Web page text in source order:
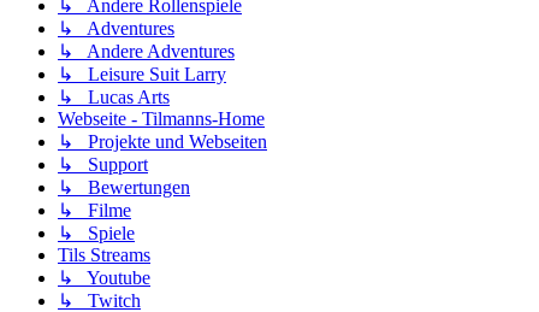
↳ Andere Rollenspiele
↳ Adventures
↳ Andere Adventures
↳ Leisure Suit Larry
↳ Lucas Arts
Webseite - Tilmanns-Home
↳ Projekte und Webseiten
↳ Support
↳ Bewertungen
↳ Filme
↳ Spiele
Tils Streams
↳ Youtube
↳ Twitch